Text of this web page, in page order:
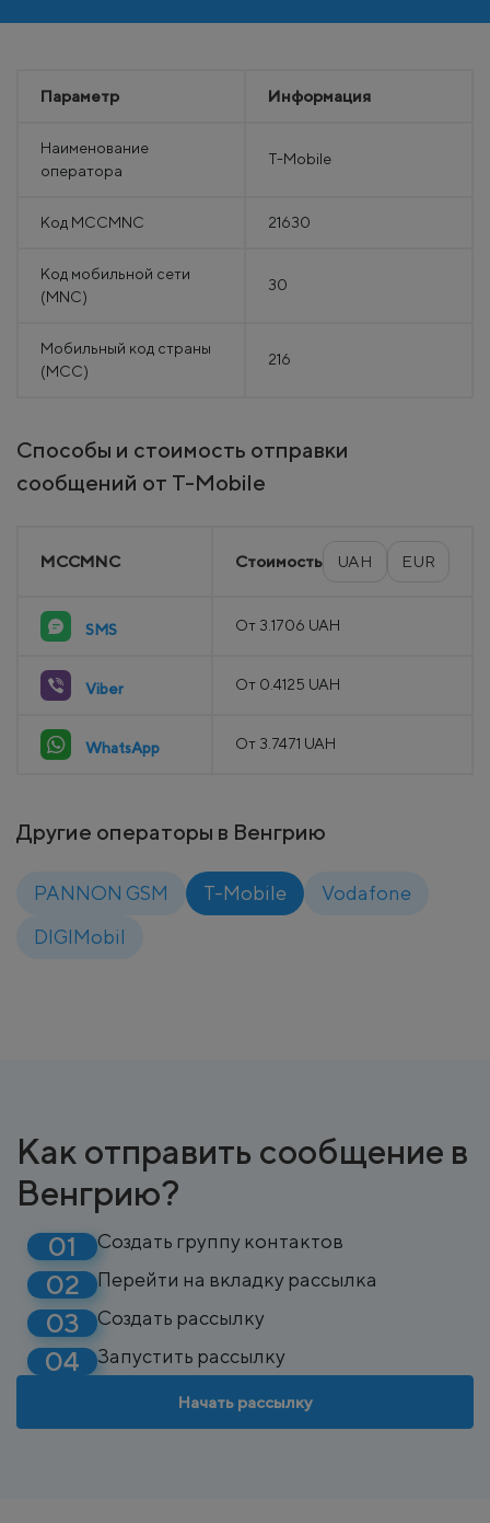
Параметр Информация
Наименование
оператора
T-Mobile
Код MCCMNC 21630
Код мобильной сети
(MNC)
30
Мобильный код страны
(MCC)
216
Способы и стоимость отправки
сообщений от T-Mobile
MCCMNC Стоимость UAH EUR
SMS От 3.1706 UAH
Viber От 0.4125 UAH
WhatsApp От 3.7471 UAH
Другие операторы в Венгрию
PANNON GSM T-Mobile
Vodafone
DIGIMobil
Как отправить сообщение в
Венгрию?
Создать группу контактов
Перейти на вкладку рассылка
Создать рассылку
Запустить рассылку
Начать рассылку